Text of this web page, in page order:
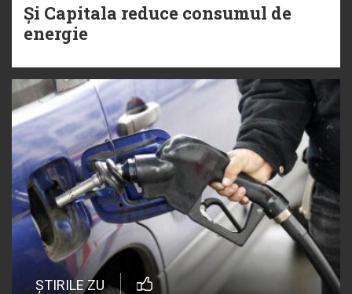
Și Capitala reduce consumul de
energie
ȘTIRILE ZU